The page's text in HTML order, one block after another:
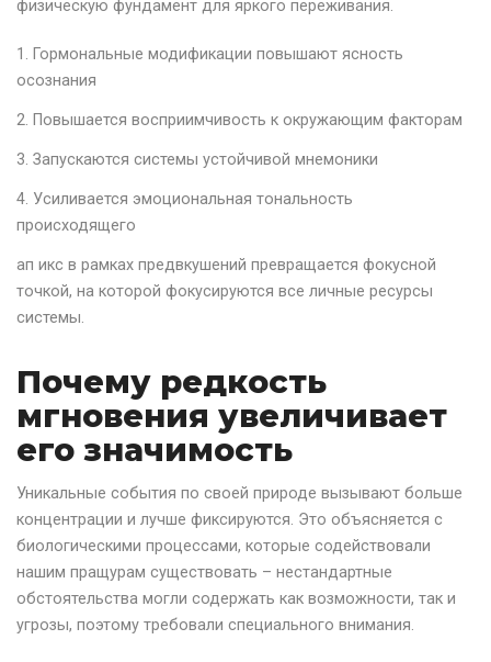
физическую фундамент для яркого переживания.
Гормональные модификации повышают ясность
осознания
Повышается восприимчивость к окружающим факторам
Запускаются системы устойчивой мнемоники
Усиливается эмоциональная тональность
происходящего
ап икс в рамках предвкушений превращается фокусной
точкой, на которой фокусируются все личные ресурсы
системы.
Почему редкость
мгновения увеличивает
его значимость
Уникальные события по своей природе вызывают больше
концентрации и лучше фиксируются. Это объясняется с
биологическими процессами, которые содействовали
нашим пращурам существовать – нестандартные
обстоятельства могли содержать как возможности, так и
угрозы, поэтому требовали специального внимания.